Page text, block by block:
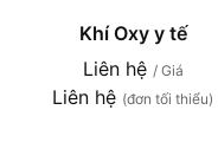
Khí Oxy y tế
Liên hệ / Giá
Liên hệ (đơn tối thiểu)